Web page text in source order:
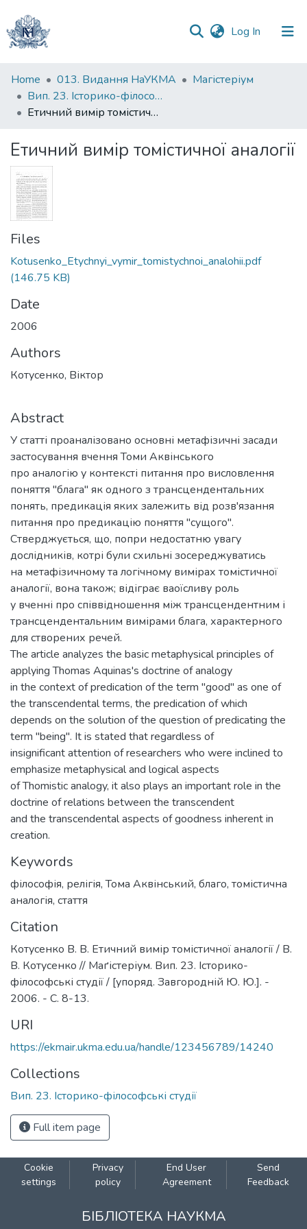
Log In (current)
Communities
&
Collections
Statistics
Home 013. Видання НаУКМА
Магістеріум
Вип. 23. Історико-філософські студії
Етичний вимір томістичної аналогії
Етичний вимір томістичної аналогії
Files
Kotusenko_Etychnyi_vymir_tomistychnoi_analohii.pdf
(146.75 KB)
Date
2006
Authors
Котусенко, Віктор
Abstract
У статті проаналізовано основні метафізичні засади
застосування вчення Томи Аквінського
про аналогію у контексті питання про висловлення
поняття "блага" як одного з трансцендентальних
понять, предикація яких залежить від розв'язання
питання про предикацію поняття "сущого".
Стверджується, що, попри недостатню увагу
дослідників, котрі були схильні зосереджуватись
на метафізичному та логічному вимірах томістичної
аналогії, вона також; відіграє ваоїсливу роль
у вченні про співвідношення між трансцендентним і
трансцендентальним вимірами блага, характерного
для створених речей.
The article analyzes the basic metaphysical principles of
applying Thomas Aquinas's doctrine of analogy
in the context of predication of the term "good" as one of
the transcendental terms, the predication of which
depends on the solution of the question of predicating the
term "being". It is stated that regardless of
insignificant attention of researchers who were inclined to
emphasize metaphysical and logical aspects
of Thomistic analogy, it also plays an important role in the
doctrine of relations between the transcendent
and the transcendental aspects of goodness inherent in
creation.
Keywords
філософія, релігія,Тома Аквінський, благо, томістична
аналогія, стаття
Citation
Котусенко В. В. Етичний вимір томістичної аналогії / В.
В. Котусенко // Маґістеріум. Вип. 23. Історико-
філософські студії / [упоряд. Завгородній Ю. Ю.]. -
2006. - С. 8-13.
URI
https://ekmair.ukma.edu.ua/handle/123456789/14240
Collections
Вип. 23. Історико-філософські студії
Full item page
Cookie
settings
Privacy
policy
End User
Agreement
Send
Feedback
БІБЛІОТЕКА НАУКМА